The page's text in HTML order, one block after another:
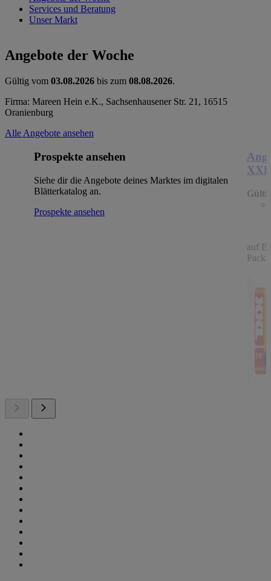
Services und Beratung
Unser Markt
Angebote der Woche
Gültig vom 03.08.2026 bis zum 08.08.2026.
Firma: Mareen Hein e.K., Sachsenhausener Str. 21, 16515
Oranienburg
Alle Angebote ansehen
Prospekte ansehen
Siehe dir die Angebote deines Marktes im digitalen
Blätterkatalog an.
Prospekte ansehen
XXL
auf